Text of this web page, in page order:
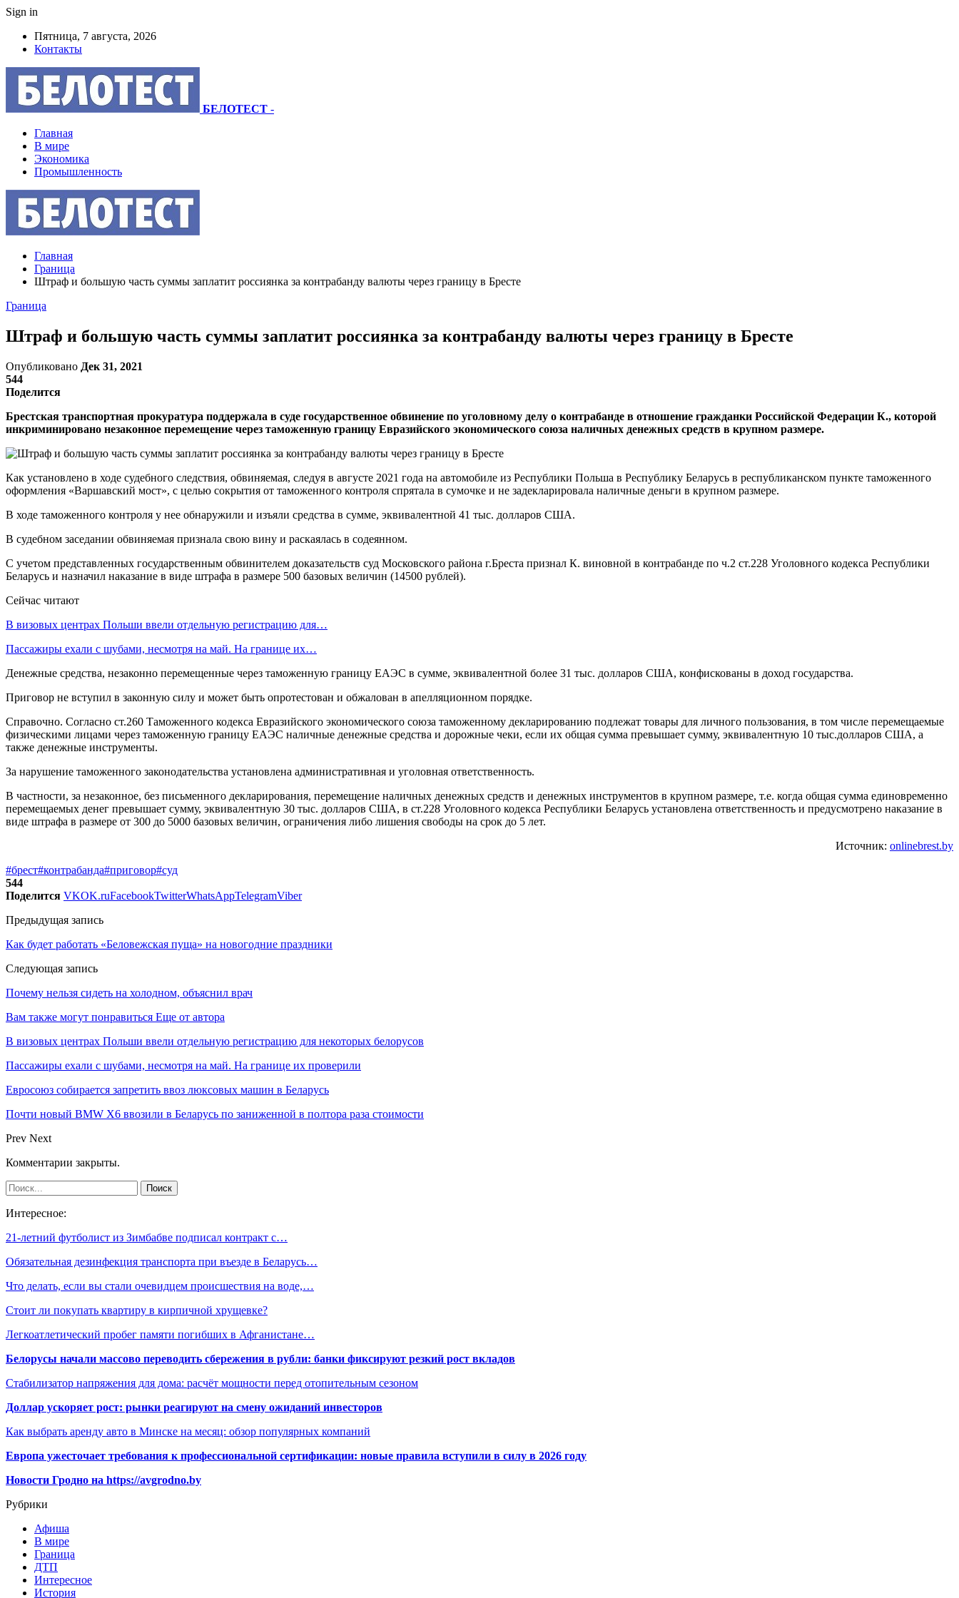
Sign in
Пятница, 7 августа, 2026
Контакты
БЕЛОТЕСТ -
Главная
В мире
Экономика
Промышленность
Главная
Граница
Штраф и большую часть суммы заплатит россиянка за контрабанду валюты через границу в Бресте
Граница
Штраф и большую часть суммы заплатит россиянка за контрабанду валюты через границу в Бресте
Опубликовано Дек 31, 2021
544
Поделится
Брестская транспортная прокуратура поддержала в суде государственное обвинение по уголовному делу о контрабанде в отношение гражданки Российской Федерации К., которой
инкриминировано незаконное перемещение через таможенную границу Евразийского экономического союза наличных денежных средств в крупном размере.
Как установлено в ходе судебного следствия, обвиняемая, следуя в августе 2021 года на автомобиле из Республики Польша в Республику Беларусь в республиканском пункте таможенного
оформления «Варшавский мост», с целью сокрытия от таможенного контроля спрятала в сумочке и не задекларировала наличные деньги в крупном размере.
В ходе таможенного контроля у нее обнаружили и изъяли средства в сумме, эквивалентной 41 тыс. долларов США.
В судебном заседании обвиняемая признала свою вину и раскаялась в содеянном.
С учетом представленных государственным обвинителем доказательств суд Московского района г.Бреста признал К. виновной в контрабанде по ч.2 ст.228 Уголовного кодекса Республики
Беларусь и назначил наказание в виде штрафа в размере 500 базовых величин (14500 рублей).
Сейчас читают
В визовых центрах Польши ввели отдельную регистрацию для…
Пассажиры ехали с шубами, несмотря на май. На границе их…
Денежные средства, незаконно перемещенные через таможенную границу ЕАЭС в сумме, эквивалентной более 31 тыс. долларов США, конфискованы в доход государства.
Приговор не вступил в законную силу и может быть опротестован и обжалован в апелляционном порядке.
Справочно. Согласно ст.260 Таможенного кодекса Евразийского экономического союза таможенному декларированию подлежат товары для личного пользования, в том числе перемещаемые
физическими лицами через таможенную границу ЕАЭС наличные денежные средства и дорожные чеки, если их общая сумма превышает сумму, эквивалентную 10 тыс.долларов США, а
также денежные инструменты.
За нарушение таможенного законодательства установлена административная и уголовная ответственность.
В частности, за незаконное, без письменного декларирования, перемещение наличных денежных средств и денежных инструментов в крупном размере, т.е. когда общая сумма единовременно
перемещаемых денег превышает сумму, эквивалентную 30 тыс. долларов США, в ст.228 Уголовного кодекса Республики Беларусь установлена ответственность и предусмотрено наказание в
виде штрафа в размере от 300 до 5000 базовых величин, ограничения либо лишения свободы на срок до 5 лет.
Источник: onlinebrest.by
#брест#контрабанда#приговор#суд
544
Поделится VKOK.ruFacebookTwitterWhatsAppTelegramViber
Предыдущая запись
Как будет работать «Беловежская пуща» на новогодние праздники
Следующая запись
Почему нельзя сидеть на холодном, объяснил врач
Вам также могут понравиться Еще от автора
В визовых центрах Польши ввели отдельную регистрацию для некоторых белорусов
Пассажиры ехали с шубами, несмотря на май. На границе их проверили
Евросоюз собирается запретить ввоз люксовых машин в Беларусь
Почти новый BMW X6 ввозили в Беларусь по заниженной в полтора раза стоимости
Prev Next
Комментарии закрыты.
Интересное:
21-летний футболист из Зимбабве подписал контракт с…
Обязательная дезинфекция транспорта при въезде в Беларусь…
Что делать, если вы стали очевидцем происшествия на воде,…
Стоит ли покупать квартиру в кирпичной хрущевке?
Легкоатлетический пробег памяти погибших в Афганистане…
Белорусы начали массово переводить сбережения в рубли: банки фиксируют резкий рост вкладов
Стабилизатор напряжения для дома: расчёт мощности перед отопительным сезоном
Доллар ускоряет рост: рынки реагируют на смену ожиданий инвесторов
Как выбрать аренду авто в Минске на месяц: обзор популярных компаний
Европа ужесточает требования к профессиональной сертификации: новые правила вступили в силу в 2026 году
Новости Гродно на https://avgrodno.by
Рубрики
Афиша
В мире
Граница
ДТП
Интересное
История